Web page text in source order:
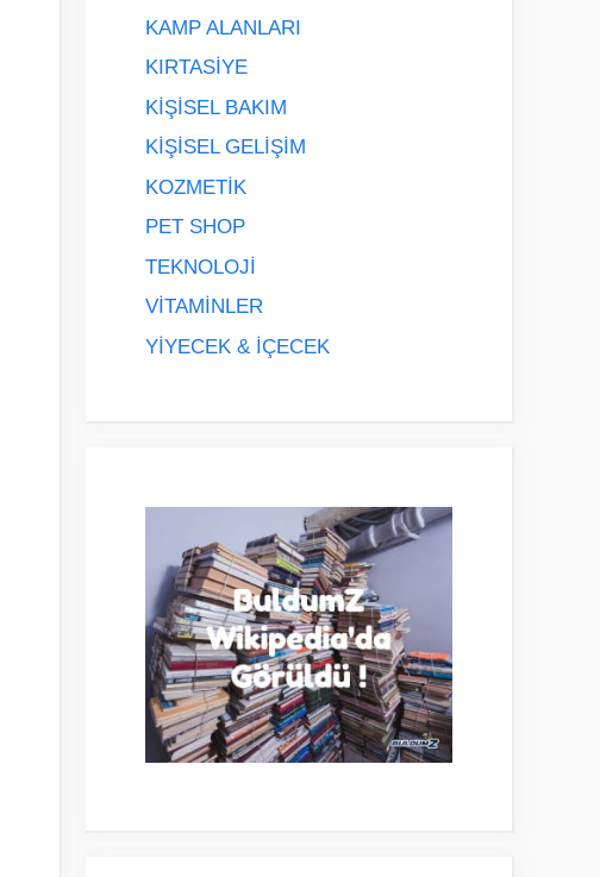
KAMP ALANLARI
KIRTASİYE
KİŞİSEL BAKIM
KİŞİSEL GELİŞİM
KOZMETİK
PET SHOP
TEKNOLOJİ
VİTAMİNLER
YİYECEK & İÇECEK